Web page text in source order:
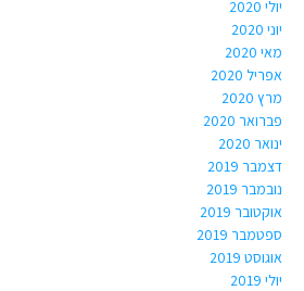
יולי 2020
יוני 2020
מאי 2020
אפריל 2020
מרץ 2020
פברואר 2020
ינואר 2020
דצמבר 2019
נובמבר 2019
אוקטובר 2019
ספטמבר 2019
אוגוסט 2019
יולי 2019